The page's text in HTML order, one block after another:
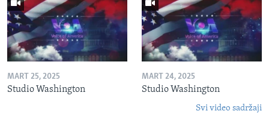
MART 25, 2025
Studio Washington
MART 24, 2025
Studio Washington
Svi video sadržaji